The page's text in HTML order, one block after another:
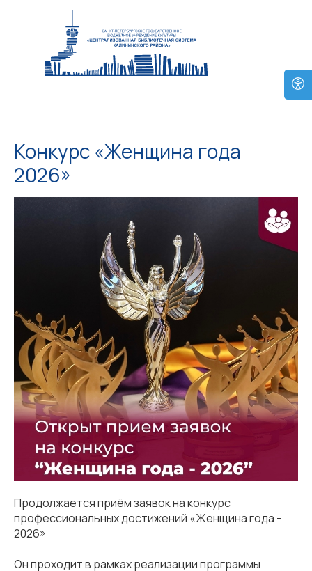
Конкурс «Женщина года
2026»
Продолжается приём заявок на конкурс
профессиональных достижений «Женщина года -
2026»
⁣Он проходит в рамках реализации программы